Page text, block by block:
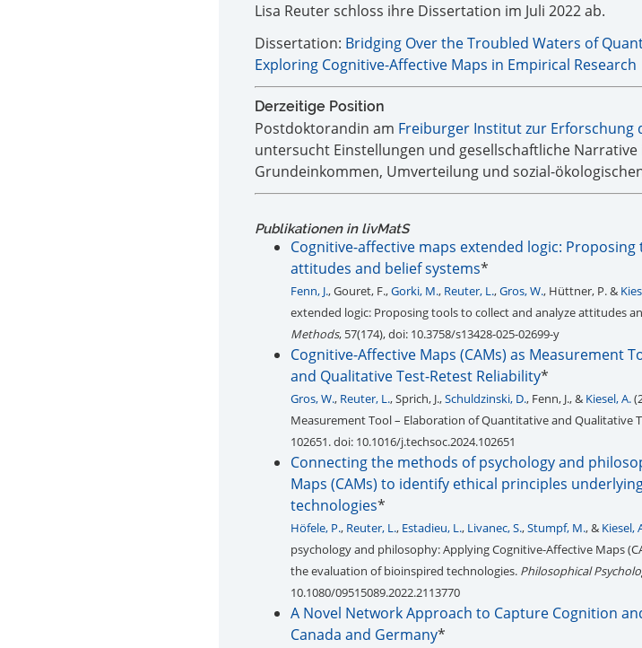
Lisa Reuter schloss ihre Dissertation im Juli 2022 ab.
Dissertation: Bridging Over the Troubled Waters of
Exploring Cognitive-Affective Maps in Empirical Research
Derzeitige Position
Postdoktorandin am Freiburger Institut zur Erforschung
untersucht Einstellungen und gesellschaftliche
Grundeinkommen, Umverteilung und sozial-
Publikationen in livMatS
Cognitive-affective maps extended logic:
attitudes and belief systems*
Fenn, J., Gouret, F.,Gorki, M., Reuter, L.,Gros, W., Hüttner, P. &
extended logic: Proposing tools to collect and analyze attitudes
Methods, 57(174), doi: 10.3758/s13428-025-02699-y
Cognitive-Affective Maps (CAMs) as Measurement
and Qualitative Test-Retest Reliability*
Gros, W., Reuter, L., Sprich, J.,Schuldzinski, D., Fenn, J., & Kiesel, A.
Measurement Tool – Elaboration of Quantitative and Qualitative
102651. doi: 10.1016/j.techsoc.2024.102651
Connecting the methods of psychology and
Maps (CAMs) to identify ethical principles
technologies*
Höfele, P., Reuter, L., Estadieu, L., Livanec, S.,Stumpf, M., & Kiesel,
psychology and philosophy: Applying Cognitive-Affective Maps
the evaluation of bioinspired technologies. Philosophical
10.1080/09515089.2022.2113770
A Novel Network Approach to Capture Cognition
Canada and Germany*